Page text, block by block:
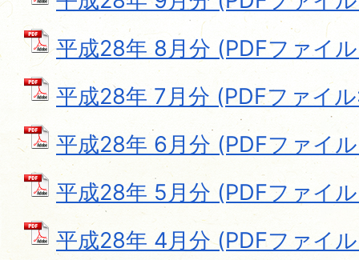
平成28年 8月分 (PDFファイ
平成28年 7月分 (PDFファイ
平成28年 6月分 (PDFファイ
平成28年 5月分 (PDFファイ
平成28年 4月分 (PDFファイ